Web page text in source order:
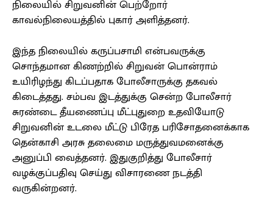
நிலையில் சிறுவனின் பெற்றோர்
காவல்நிலையத்தில் புகார் அளித்தனர்.
இந்த நிலையில் கருப்பசாமி என்பவருக்கு
சொந்தமான கிணற்றில் சிறுவன் பொன்ராம்
உயிரிழந்து கிடப்பதாக போலீசாருக்கு தகவல்
கிடைத்தது. சம்பவ இடத்துக்கு சென்ற போலீசார்
சுரண்டை தீயணைப்பு மீட்புதுறை உதவியோடு
சிறுவனின் உடலை மீட்டு பிரேத பரிசோதனைக்காக
தென்காசி அரசு தலைமை மருத்துவமனைக்கு
அனுப்பி வைத்தனர். இதுகுறித்து போலீசார்
வழக்குப்பதிவு செய்து விசாரணை நடத்தி
வருகின்றனர்.